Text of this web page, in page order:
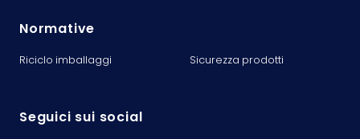
Normative
Riciclo imballaggi Sicurezza prodotti
Seguici sui social